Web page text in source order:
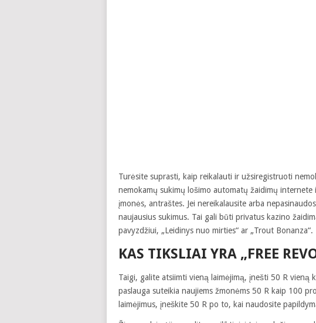
Turėsite suprasti, kaip reikalauti ir užsiregistruoti
nemokamų sukimų lošimo automatų žaidimų
įmonės, antraštes. Jei nereikalausite arba
naujausius sukimus. Tai gali būti privatus kazino
pavyzdžiui, „Leidinys nuo mirties“ ar „Trout Bonanza“.
KAS TIKSLIAI YRA „FREE
Taigi, galite atsiimti vieną laimėjimą, įnešti 50 R vieną
paslauga suteikia naujiems žmonėms 50 R kaip 100
laimėjimus, įneškite 50 R po to, kai naudosite